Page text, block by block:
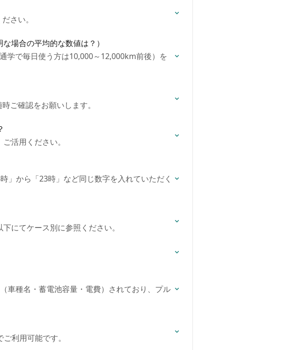
さい。
場合の平均的な数値は？）
学で毎日使う方は10,000～12,000km前後）を
ご確認をお願いします。
活用ください。
」から「23時」など同じ数字を入れていただく
にてケース別に参照ください。
車種名・蓄電池容量・電費）されており、プル
利用可能です。